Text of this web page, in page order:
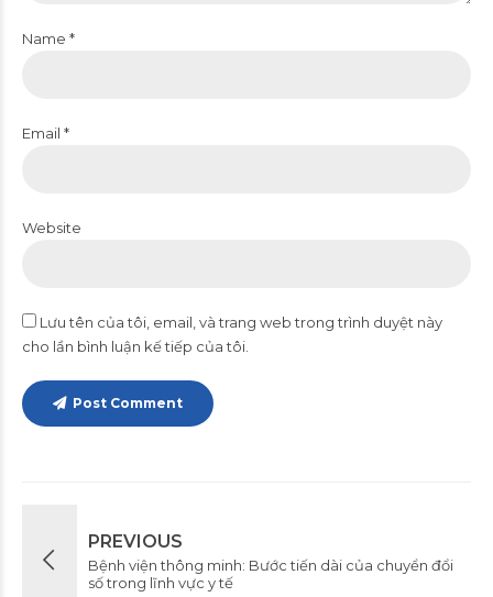
Name *
Email *
Website
Lưu tên của tôi, email, và trang web trong trình duyệt này
cho lần bình luận kế tiếp của tôi.
Post Comment
PREVIOUS
Bệnh viện thông minh: Bước tiến dài của chuyển đổi
số trong lĩnh vực y tế